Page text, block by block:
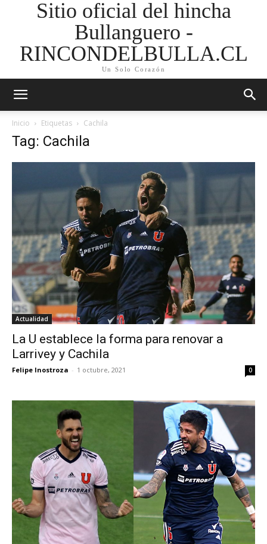
Sitio oficial del hincha
Bullanguero -
RINCONDELBULLA.CL
Un Solo Corazón
Inicio Etiquetas Cachila
Tag: Cachila
Actualidad
La U establece la forma para renovar a
Larrivey y Cachila
Felipe Inostroza - 1 octubre, 2021 0